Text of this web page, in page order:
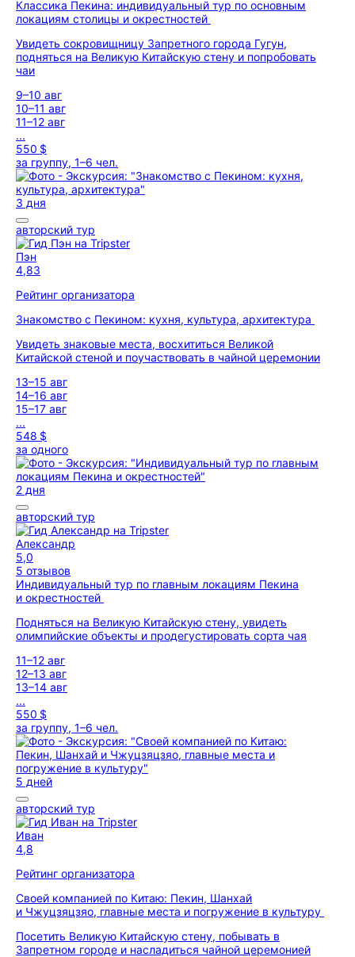
Классика Пекина: индивидуальный тур по основным
локациям столицы и окрестностей
Увидеть сокровищницу Запретного города Гугун,
подняться на Великую Китайскую стену и попробовать
чаи
9–10 авг
10–11 авг
11–12 авг
...
550 $
за группу, 1–6 чел.
3 дня
авторский тур
Пэн
4,83
Рейтинг организатора
Знакомство с Пекином: кухня, культура, архитектура
Увидеть знаковые места, восхититься Великой
Китайской стеной и поучаствовать в чайной церемонии
13–15 авг
14–16 авг
15–17 авг
...
548 $
за одного
2 дня
авторский тур
Александр
5,0
5 отзывов
Индивидуальный тур по главным локациям Пекина
и окрестностей
Подняться на Великую Китайскую стену, увидеть
олимпийские объекты и продегустировать сорта чая
11–12 авг
12–13 авг
13–14 авг
...
550 $
за группу, 1–6 чел.
5 дней
авторский тур
Иван
4,8
Рейтинг организатора
Своей компанией по Китаю: Пекин, Шанхай
и Чжуцзяцзяо, главные места и погружение в культуру
Посетить Великую Китайскую стену, побывать в
Запретном городе и насладиться чайной церемонией